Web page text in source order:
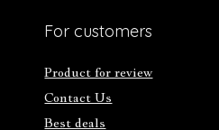
For customers
Product for review
Contact Us
Best deals